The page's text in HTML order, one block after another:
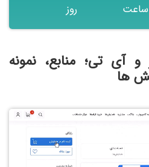
روز ساعت
و آی تی؛ منابع، نمونه
ها